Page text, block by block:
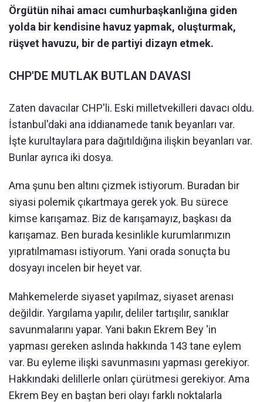
Örgütün nihai amacı cumhurbaşkanlığına giden
yolda bir kendisine havuz yapmak, oluşturmak,
rüşvet havuzu, bir de partiyi dizayn etmek.
CHP'DE MUTLAK BUTLAN DAVASI
Zaten davacılar CHP'li. Eski milletvekilleri davacı oldu.
İstanbul'daki ana iddianamede tanık beyanları var.
İşte kurultaylara para dağıtıldığına ilişkin beyanları var.
Bunlar ayrıca iki dosya.
Ama şunu ben altını çizmek istiyorum. Buradan bir
siyasi polemik çıkartmaya gerek yok. Bu sürece
kimse karışamaz. Biz de karışamayız, başkası da
karışamaz. Ben burada kesinlikle kurumlarımızın
yıpratılmaması istiyorum. Yani orada sonuçta bu
dosyayı incelen bir heyet var.
Mahkemelerde siyaset yapılmaz, siyaset arenası
değildir. Yargılama yapılır, deliler tartışılır, sanıklar
savunmalarını yapar. Yani bakın Ekrem Bey 'in
yapması gereken aslında hakkında 143 tane eylem
var. Bu eyleme ilişki savunmasını yapması gerekiyor.
Hakkındaki delillerle onları çürütmesi gerekiyor. Ama
Ekrem Bey en baştan beri olayı farklı noktalarla